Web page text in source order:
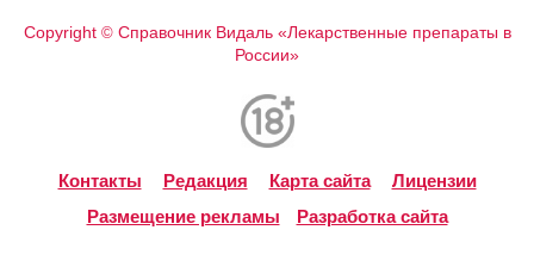
Copyright ©Справочник Видаль «Лекарственные препараты в
России»
Контакты Редакция Карта сайта
Лицензии
Размещение рекламы
Разработка сайта